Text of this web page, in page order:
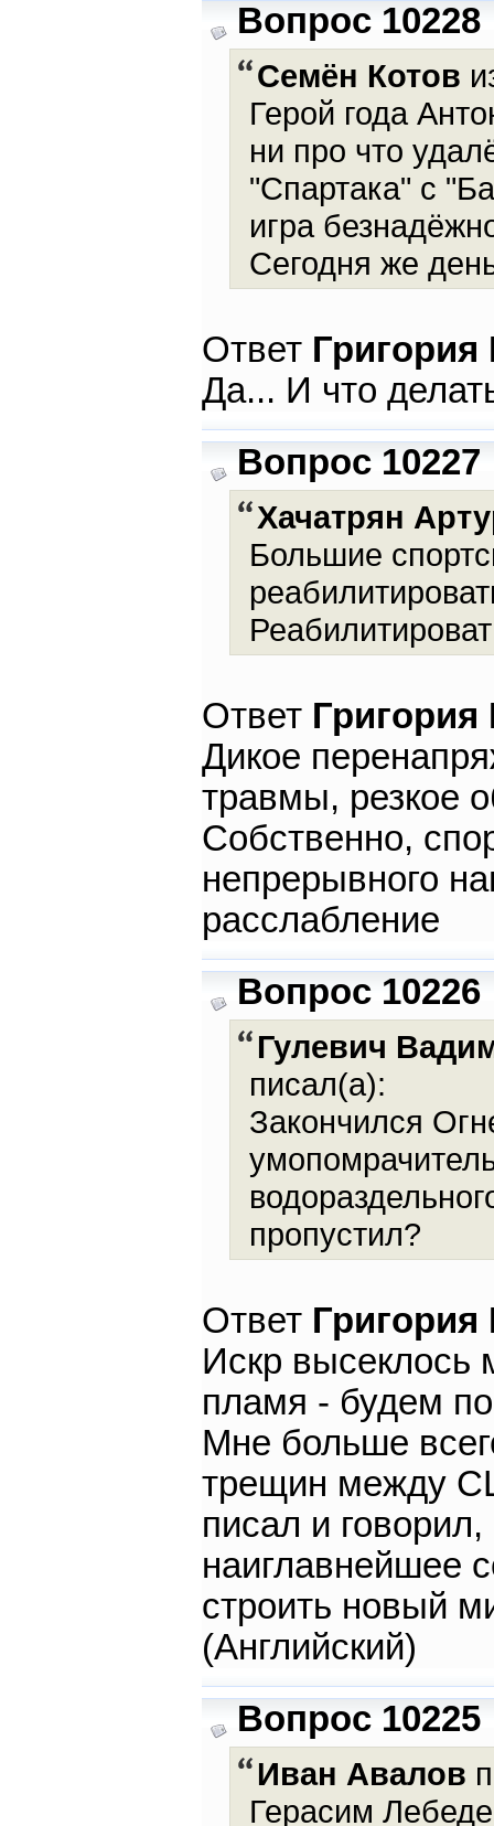
Вопрос 10228
Семён Котов
Герой года
ни про что
"Спартака" с
игра
Сегодня же
Ответ
Да... И что
Вопрос 10227
Хачатрян
Большие
Ответ
Дикое
травмы, резкое
Собственно,
непрерывного
расслабление
Вопрос 10226
Гулевич
писал(а):
Закончился
пропустил?
Ответ
Искр высеклось
пламя - будем
Мне больше
трещин между
писал и
наиглавнейшее
строить новый
(Английский)
Вопрос 10225
Иван Авалов
Герасим